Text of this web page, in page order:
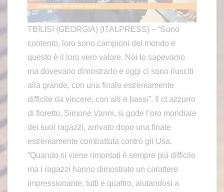
TBILISI (GEORGIA) (ITALPRESS) – “Sono
contento, loro sono campioni del mondo e
questo è il loro vero valore. Noi lo sapevamo
ma dovevano dimostrarlo e oggi ci sono riusciti
alla grande, con una finale estremamente
difficile da vincere, con alti e bassi”. Il ct azzurro
di fioretto, Simone Vanni, si gode l’oro mondiale
dei suoi ragazzi, arrivato dopo una finale
estremamente combattuta contro gli Usa.
“Quando si viene rimontati è sempre più difficile
ma i ragazzi hanno dimostrato un carattere
impressionante, tutti e quattro, aiutandosi a